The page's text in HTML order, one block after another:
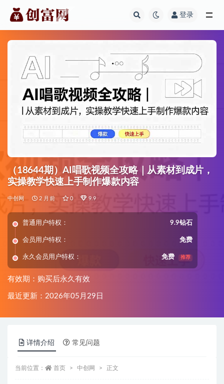
登录
（18644期）AI唱歌视频全攻略｜从素材到成片，
实操教学快速上手制作爆款内容
中创网 2 月前 0 9.9
普通用户特权： 9.9钻石
会员用户特权： 免费
永久会员用户特权： 免费 推荐
有效期：购买后永久有效
最近更新：2026年05月29日
详情介绍 常见问题
当前位置： 首页 中创网 正文